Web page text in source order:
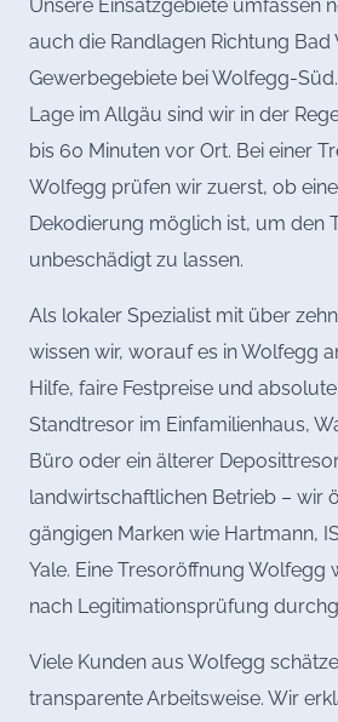
Unsere Einsatzgebiete umfassen
auch die Randlagen Richtung
Gewerbegebiete bei Wolfegg-
Lage im Allgäu sind wir in der
bis 60 Minuten vor Ort. Bei einer
Wolfegg prüfen wir zuerst, ob
Dekodierung möglich ist, um den
unbeschädigt zu lassen.
Als lokaler Spezialist mit über
wissen wir, worauf es in Wolfegg
Hilfe, faire Festpreise und
Standtresor im Einfamilienhaus,
Büro oder ein älterer
landwirtschaftlichen Betrieb – wir
gängigen Marken wie Hartmann,
Yale. Eine Tresoröffnung Wolfegg
nach Legitimationsprüfung
Viele Kunden aus Wolfegg
transparente Arbeitsweise. Wir